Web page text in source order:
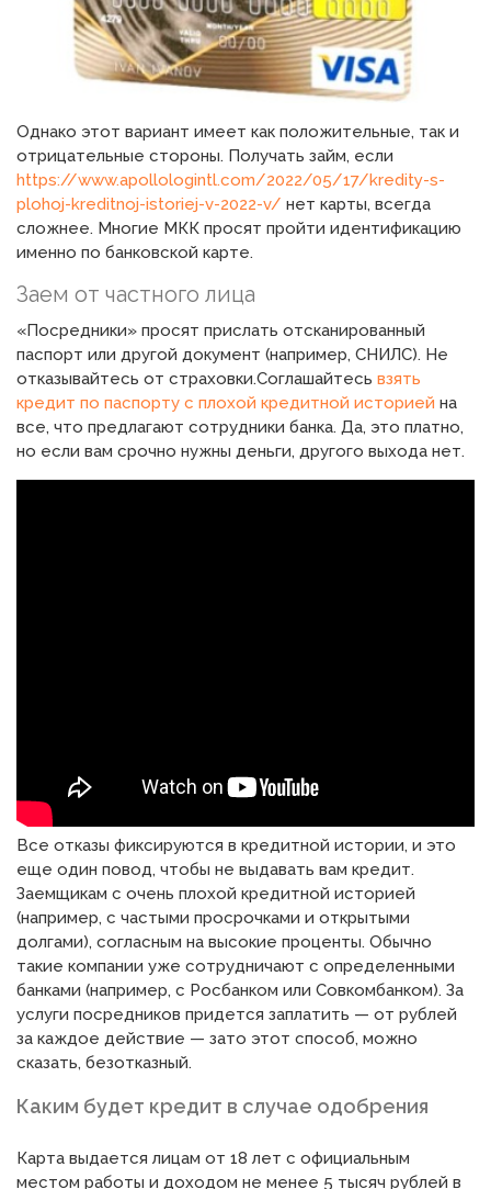
Однако этот вариант имеет как положительные, так и
отрицательные стороны. Получать займ, если
https://www.apollologintl.com/2022/05/17/kredity-s-
plohoj-kreditnoj-istoriej-v-2022-v/ нет карты, всегда
сложнее. Многие МКК просят пройти идентификацию
именно по банковской карте.
Заем от частного лица
«Посредники» просят прислать отсканированный
паспорт или другой документ (например, СНИЛС). Не
отказывайтесь от страховки.Соглашайтесь взять
кредит по паспорту с плохой кредитной историей на
все, что предлагают сотрудники банка. Да, это платно,
но если вам срочно нужны деньги, другого выхода нет.
Все отказы фиксируются в кредитной истории, и это
еще один повод, чтобы не выдавать вам кредит.
Заемщикам с очень плохой кредитной историей
(например, с частыми просрочками и открытыми
долгами), согласным на высокие проценты. Обычно
такие компании уже сотрудничают с определенными
банками (например, с Росбанком или Совкомбанком). За
услуги посредников придется заплатить — от рублей
за каждое действие — зато этот способ, можно
сказать, безотказный.
Каким будет кредит в случае одобрения
Карта выдается лицам от 18 лет с официальным
местом работы и доходом не менее 5 тысяч рублей в